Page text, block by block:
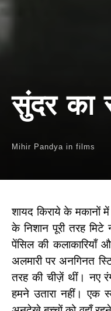
सुंदर का
Mihir Pandya in films
शायद किराये के मकानों
के निशान पूरी तरह मिटे
पेंसिल की कलाकारियाँ
अलमारी पर अनगिनत
तरह की चीज़ें थीं। नए
हमने उतारा नहीं। एक